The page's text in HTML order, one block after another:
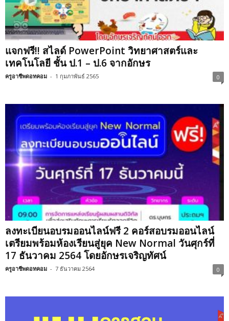
แจกฟรี!! สไลด์ PowerPoint วิทยาศาสตร์และ
เทคโนโลยี ชั้น ป.1 – ป.6 จากอักษร
ครูอาชีพดอทคอม - 1 กุมภาพันธ์ 2565 0
ลงทะเบียนอบรมออนไลน์ฟรี 2 คอร์สอบรมออนไลน์
เตรียมพร้อมห้องเรียนสู่ยุค New Normal วันศุกร์ที่
17 ธันวาคม 2564 โดยอักษรเจริญทัศน์
ครูอาชีพดอทคอม - 7 ธันวาคม 2564 0